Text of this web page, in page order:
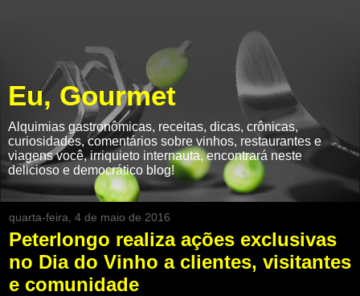
Eu, Gourmet
Alquimias gastronômicas, receitas, dicas, crônicas,
curiosidades, comentários sobre vinhos, restaurantes e
viagens você, irriquieto internauta, encontrará neste
delicioso e democrático blog!
quarta-feira, 4 de maio de 2016
Peterlongo realiza ações exclusivas
no Dia do Vinho a clientes, visitantes
e comunidade